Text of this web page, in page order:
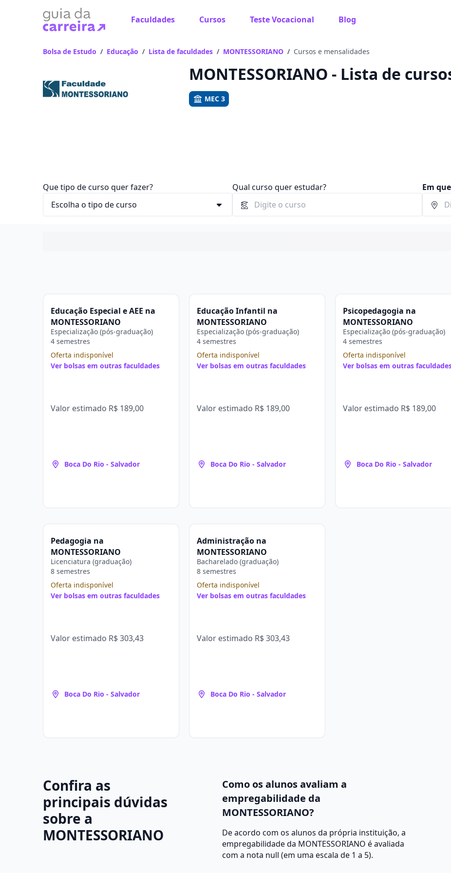
Faculdades Cursos Teste Vocacional Blog
Vamos te guiar no caminho ideal para seus estudos
Bolsa de Estudo / Educação / Lista de faculdades / MONTESSORIANO / Cursos e mensalidades
MONTESSORIANO - Lista de
MEC 3
Que tipo de curso quer fazer? Qual curso quer estudar? Em
Educação Especial e AEE na
MONTESSORIANO
Especialização (pós-graduação)
4 semestres
Oferta indisponível
Ver bolsas em outras faculdades
Valor estimado R$ 189,00
Boca Do Rio - Salvador
Educação Infantil na
MONTESSORIANO
Especialização (pós-graduação)
4 semestres
Oferta indisponível
Ver bolsas em outras faculdades
Valor estimado R$ 189,00
Boca Do Rio - Salvador
Psicopedagogia na
MONTESSORIANO
Especialização (pós-graduação)
4 semestres
Oferta indisponível
Ver bolsas em outras
Valor estimado R$ 189,00
Boca Do Rio - Salvador
Pedagogia na
MONTESSORIANO
Licenciatura (graduação)
8 semestres
Oferta indisponível
Ver bolsas em outras faculdades
Valor estimado R$ 303,43
Boca Do Rio - Salvador
Administração na
MONTESSORIANO
Bacharelado (graduação)
8 semestres
Oferta indisponível
Ver bolsas em outras faculdades
Valor estimado R$ 303,43
Boca Do Rio - Salvador
Confira as
principais dúvidas
sobre a
MONTESSORIANO
Como os alunos avaliam a
empregabilidade da
MONTESSORIANO?
De acordo com os alunos da própria instituição, a
empregabilidade da MONTESSORIANO é avaliada
com a nota null (em uma escala de 1 a 5).